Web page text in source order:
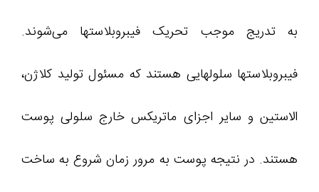
به تدریج موجب تحریک فیبروبلاستها می‌شوند.
فیبروبلاستها سلولهایی هستند که مسئول تولید کلاژن،
الاستین و سایر اجزای ماتریکس خارج سلولی پوست
هستند. در نتیجه پوست به مرور زمان شروع به ساخت